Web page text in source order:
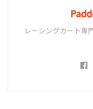
レーシングカート専